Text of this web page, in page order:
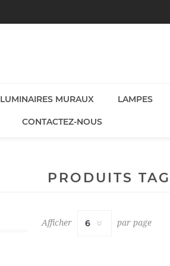
LUMINAIRES MURAUX LAMPES
CONTACTEZ-NOUS
PRODUITS
Afficher par page